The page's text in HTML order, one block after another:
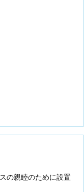
の親睦のために設置